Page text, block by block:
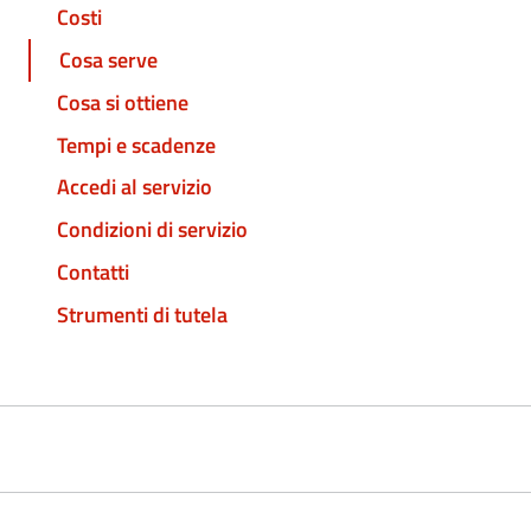
Costi
Cosa serve
Cosa si ottiene
Tempi e scadenze
Accedi al servizio
Condizioni di servizio
Contatti
Strumenti di tutela